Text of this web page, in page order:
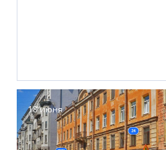
18 июня